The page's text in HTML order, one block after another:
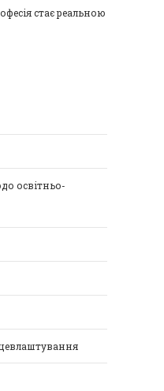
стає реальною
освітньо-